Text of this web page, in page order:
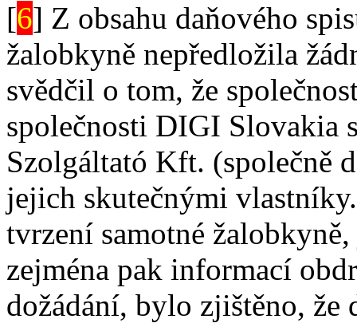
[6] Z obsahu daňového
žalobkyně nepředložila
svědčil o tom, že
společnosti DIGI Slovakia
Szolgáltató Kft. (společně
jejich skutečnými
tvrzení samotné
zejména pak informací
dožádání, bylo zjištěno,